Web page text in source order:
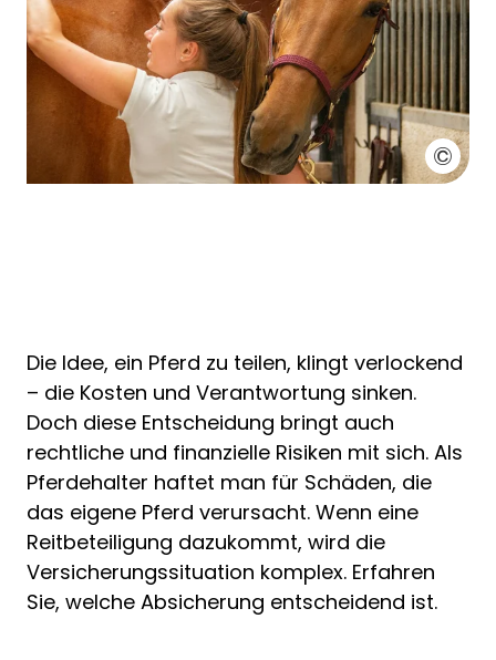
Die Idee, ein Pferd zu teilen, klingt verlockend
– die Kosten und Verantwortung sinken.
Doch diese Entscheidung bringt auch
rechtliche und finanzielle Risiken mit sich. Als
Pferdehalter haftet man für Schäden, die
das eigene Pferd verursacht. Wenn eine
Reitbeteiligung dazukommt, wird die
Versicherungssituation komplex. Erfahren
Sie, welche Absicherung entscheidend ist.